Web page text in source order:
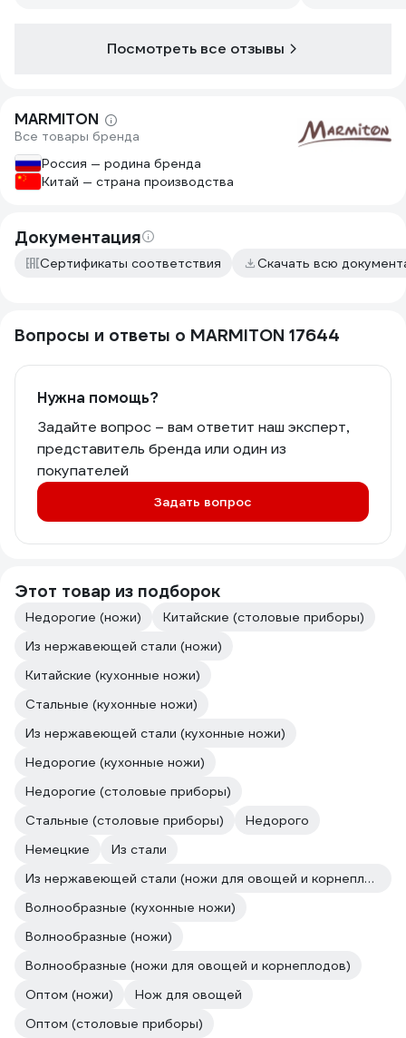
Посмотреть все отзывы
MARMITON
Все товары бренда
Россия — родина бренда
Китай — страна производства
Документация
Сертификаты соответствия Скачать всю
Вопросы и ответы о MARMITON 17644
Нужна помощь?
Задайте вопрос – вам ответит наш эксперт,
представитель бренда или один из
покупателей
Задать вопрос
Этот товар из подборок
Недорогие (ножи)
Китайские (столовые приборы)
Из нержавеющей стали (ножи)
Китайские (кухонные ножи)
Стальные (кухонные ножи)
Из нержавеющей стали (кухонные ножи)
Недорогие (кухонные ножи)
Недорогие (столовые приборы)
Стальные (столовые приборы)
Недорого
Немецкие
Из стали
Из нержавеющей стали (ножи для овощей и корнеплодов)
Волнообразные (кухонные ножи)
Волнообразные (ножи)
Волнообразные (ножи для овощей и корнеплодов)
Оптом (ножи)
Нож для овощей
Оптом (столовые приборы)